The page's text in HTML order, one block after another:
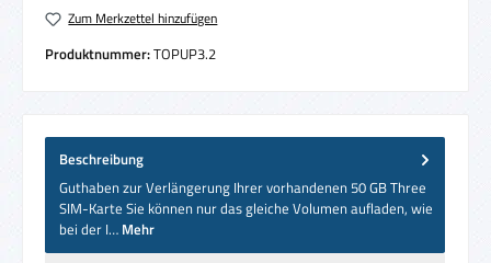
Zum Merkzettel hinzufügen
Produktnummer:TOPUP3.2
Beschreibung
Guthaben zur Verlängerung Ihrer vorhandenen 50 GB Three
SIM-Karte Sie können nur das gleiche Volumen aufladen, wie
bei der I… Mehr